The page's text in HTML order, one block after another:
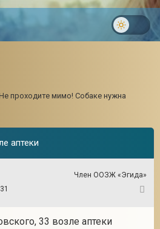
проходите мимо! Собаке нужна
аптеки
Член ООЗЖ «Эгида»
33 возле аптеки